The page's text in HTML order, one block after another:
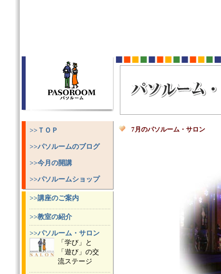
>>ＴＯＰ
>>パソルームのブログ
>>今月の開講
>>パソルームショップ
>>講座のご案内
>>教室の紹介
>>パソルーム・サロン
「学び」と
「遊び」の交
流ステージ
7月のパソルーム・サロン